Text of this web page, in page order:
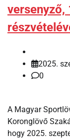
versenyző,
2025.
0
A Magyar
Koronglövő
hogy 2025.